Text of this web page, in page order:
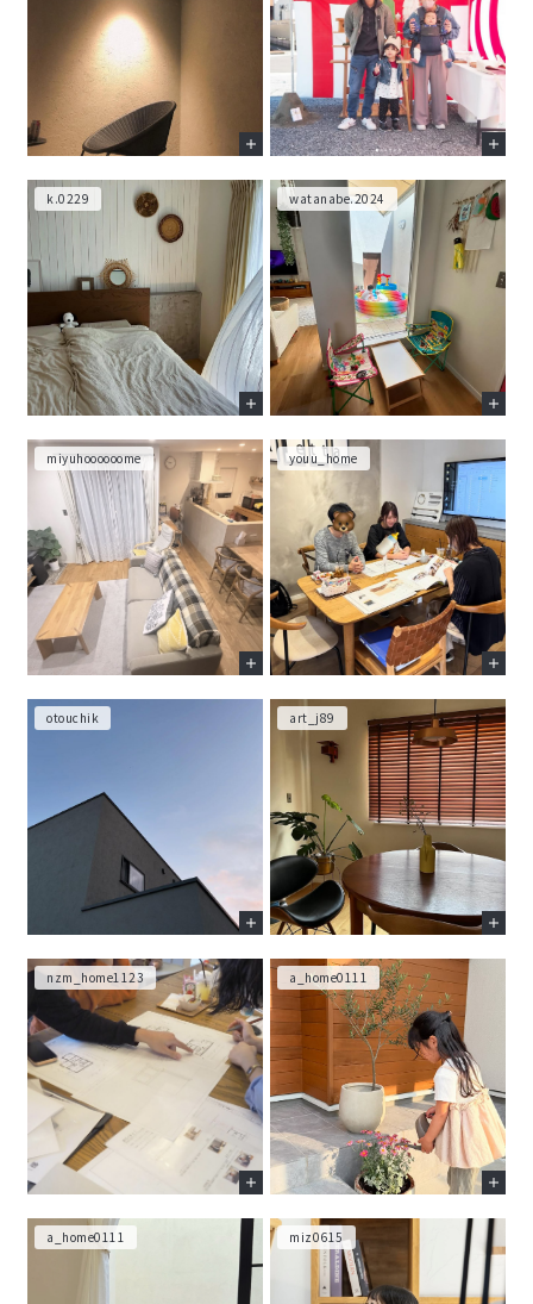
k.0229 watanabe.2024
miyuhoooooome youu_home
otouchik art_j89
nzm_home1123 a_home0111
a_home0111 miz0615